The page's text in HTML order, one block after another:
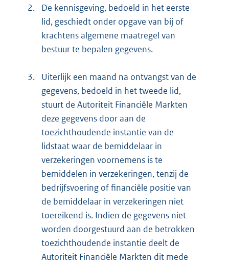
2.
De kennisgeving, bedoeld in het eerste
lid, geschiedt onder opgave van bij of
krachtens algemene maatregel van
bestuur te bepalen gegevens.
3.
Uiterlijk een maand na ontvangst van de
gegevens, bedoeld in het tweede lid,
stuurt de Autoriteit Financiële Markten
deze gegevens door aan de
toezichthoudende instantie van de
lidstaat waar de bemiddelaar in
verzekeringen voornemens is te
bemiddelen in verzekeringen, tenzij de
bedrijfsvoering of financiële positie van
de bemiddelaar in verzekeringen niet
toereikend is. Indien de gegevens niet
worden doorgestuurd aan de betrokken
toezichthoudende instantie deelt de
Autoriteit Financiële Markten dit mede